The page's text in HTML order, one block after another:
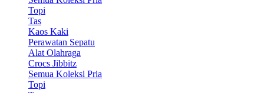
Topi
Tas
Kaos Kaki
Perawatan Sepatu
Alat Olahraga
Crocs Jibbitz
Semua Koleksi Pria
Topi